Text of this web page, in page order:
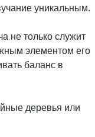
уникальным.
не только служит
элементом его
баланс в